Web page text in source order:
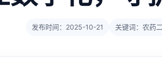
发布时间：2025-10-21 关键词：农药